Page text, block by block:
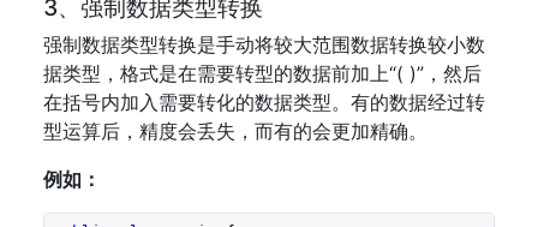
3、强制数据类型转换
强制数据类型转换是手动将较大范围数据转换较小数
据类型，格式是在需要转型的数据前加上“( )”，然后
在括号内加入需要转化的数据类型。有的数据经过转
型运算后，精度会丢失，而有的会更加精确。
例如：